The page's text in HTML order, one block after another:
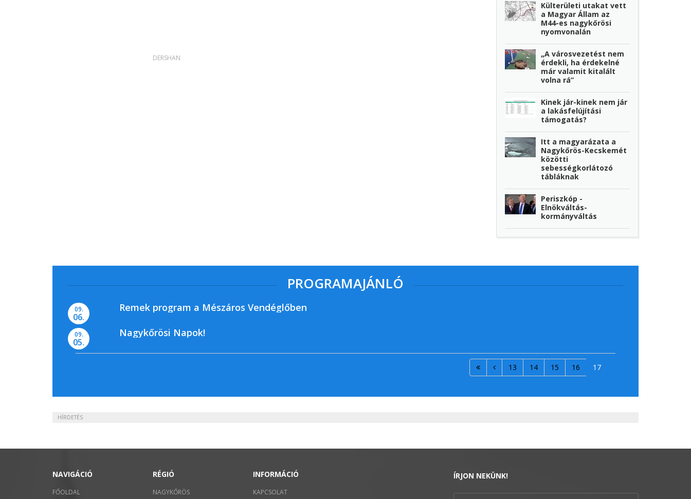
Külterületi utakat vett
a Magyar Állam az
M44-es nagykőrösi
nyomvonalán
„A városvezetést nem
érdekli, ha érdekelné
már valamit kitalált
volna rá”
Kinek jár-kinek nem jár
a lakásfelújítási
támogatás?
Itt a magyarázata a
Nagykőrös-Kecskemét
közötti
sebességkorlátozó
tábláknak
Periszkóp -
Elnökváltás-
kormányváltás
PROGRAMAJÁNLÓ
09.
06.
Remek program a Mészáros Vendéglőben
09.
05.
Nagykőrösi Napok!
13 14 15 16 17
HÍRDETÉS
NAVIGÁCIÓ
FŐOLDAL
RÉGIÓ
NAGYKŐRÖS
DERSHAN
INFORMÁCIÓ
KAPCSOLAT
ÍRJON NEKÜNK!